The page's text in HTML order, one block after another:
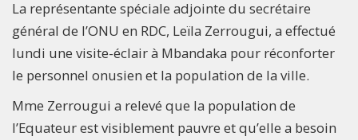
La représentante spéciale adjointe du secrétaire
général de l’ONU en RDC, Leïla Zerrougui, a effectué
lundi une visite-éclair à Mbandaka pour réconforter
le personnel onusien et la population de la ville.
Mme Zerrougui a relevé que la population de
l’Equateur est visiblement pauvre et qu’elle a besoin